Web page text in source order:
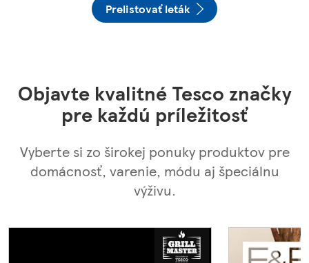
Prelistovať leták
Objavte kvalitné Tesco značky
pre každú príležitosť
Vyberte si zo širokej ponuky produktov pre
domácnosť, varenie, módu aj špeciálnu
výživu.